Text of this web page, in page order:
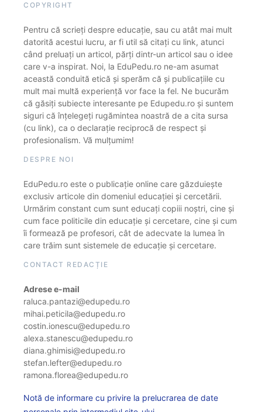
COPYRIGHT
Pentru că scrieți despre educație, sau cu atât mai mult
datorită acestui lucru, ar fi util să citați cu link, atunci
când preluați un articol, părți dintr-un articol sau o idee
care v-a inspirat. Noi, la EduPedu.ro ne-am asumat
această conduită etică și sperăm că și publicațiile cu
mult mai multă experiență vor face la fel. Ne bucurăm
că găsiți subiecte interesante pe Edupedu.ro și suntem
siguri că înțelegeți rugămintea noastră de a cita sursa
(cu link), ca o declarație reciprocă de respect și
profesionalism. Vă mulțumim!
DESPRE NOI
EduPedu.ro este o publicație online care găzduiește
exclusiv articole din domeniul educației și cercetării.
Urmărim constant cum sunt educați copiii noștri, cine și
cum face politicile din educație și cercetare, cine și cum
îi formează pe profesori, cât de adecvate la lumea în
care trăim sunt sistemele de educație și cercetare.
CONTACT REDACȚIE
Adrese e-mail
raluca.pantazi@edupedu.ro
mihai.peticila@edupedu.ro
costin.ionescu@edupedu.ro
alexa.stanescu@edupedu.ro
diana.ghimisi@edupedu.ro
stefan.lefter@edupedu.ro
ramona.florea@edupedu.ro
Notă de informare cu privire la prelucrarea de date